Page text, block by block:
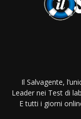
Il Salvagente,
Leader nei Test di
E tutti i giorni